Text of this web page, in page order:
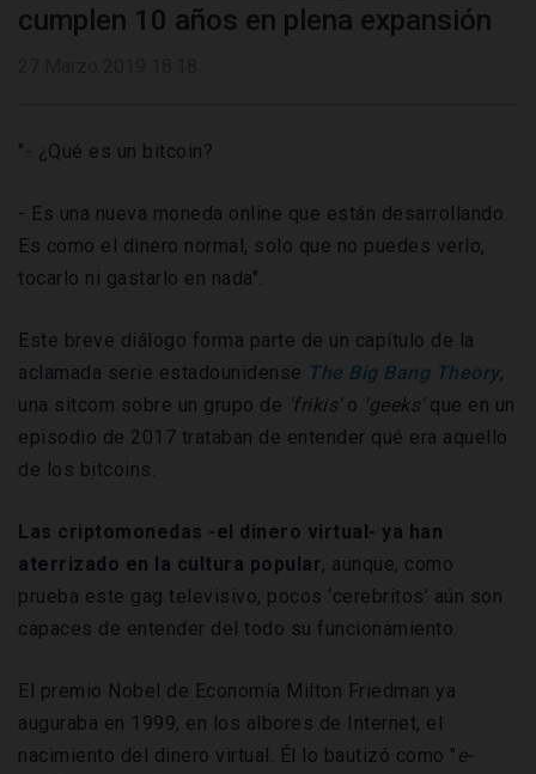
cumplen 10 años en plena expansión
"- ¿Qué es un bitcoin?
- Es una nueva moneda online que están desarrollando.
Es como el dinero normal, solo que no puedes verlo,
tocarlo ni gastarlo en nada".
Este breve diálogo forma parte de un capítulo de la
aclamada serie estadounidense The Big Bang Theory,
una sitcom sobre un grupo de 'frikis'o 'geeks'que en un
episodio de 2017 trataban de entender qué era aquello
de los bitcoins.
Las criptomonedas -el dinero virtual- ya han
aterrizado en la cultura popular, aunque, como
prueba este gag televisivo, pocos ‘cerebritos’ aún son
capaces de entender del todo su funcionamiento.
El premio Nobel de Economía Milton Friedman ya
auguraba en 1999, en los albores de Internet, el
nacimiento del dinero virtual. Él lo bautizó como " e-